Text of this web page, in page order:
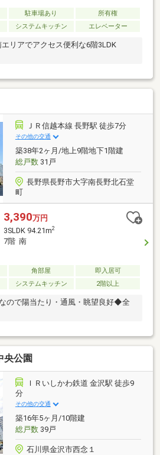
駐車場あり
所有権
システムキッチン エレベーター
リアでアクセス便利な6階3LDK
ＪＲ信越本線 長野駅 徒歩7分
その他の交通
築38年2ヶ月/地上9階地下1階建
総戸数31戸
長野県長野市大字南長野北石堂
町
3,390万円
3SLDK 94.21m2
7階 南
角部屋
即入居可
システムキッチン 2階以上
ので陽当たり・通風・眺望良好◆全
央公園
ＩＲいしかわ鉄道 金沢駅 徒歩9
分
その他の交通
築16年5ヶ月/10階建
総戸数39戸
石川県金沢市西念１